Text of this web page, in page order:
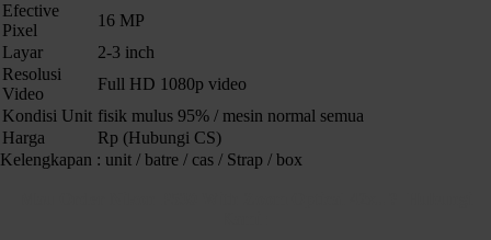
Efective
Pixel
16 MP
Layar
2-3 inch
Resolusi
Video
Full HD 1080p video
Kondisi Unit fisik mulus 95% / mesin normal semua
Harga
Rp (Hubungi CS)
Kelengkapan : unit / batre / cas / Strap / box